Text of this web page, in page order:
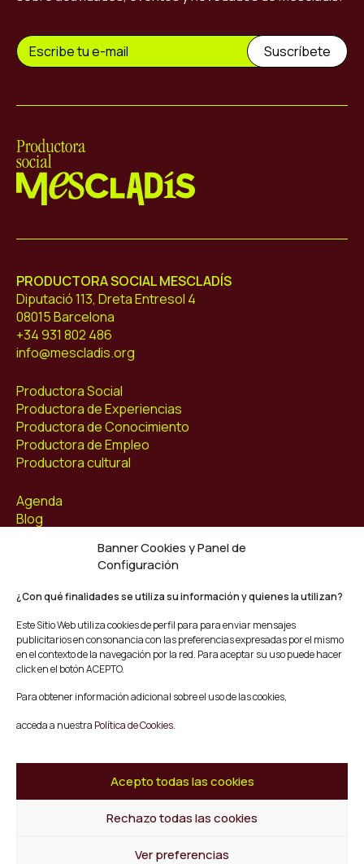
Banner Cookies y Panel de
Configuración
¿Con qué finalidades se utiliza su información y quienes la utilizan?
Este Sitio Web utiliza cookies de perfil para para enviar mensajes
publicitarios en consonancia con las preferencias expresadas por el mismo
en el contexto de la navegación por la red. Para aceptar su uso puede hacer
click en el botón ACEPTO.
Para obtener información adicional sobre el uso de las cookies,
acceda a nuestra Política de Cookies.
Acepto todas las cookies
Rechazo todas las cookies
Ver preferencias
PRODUCTORA SOCIAL MESCLADÍS
Diputació 113, Dreta Entresol 4
08015 Barcelona
+34 931 802 486
info@mescladis.org
Productora Social
Productora de Experiencias
Productora de Conocimiento
Productora de Empleo
Productora cultural
Agenda
Blog
Facebook
Youtube
Twitter/X
© Mescladís 2026
Aviso legal
Términos y Condiciones de Compra
Canal de Denuncias